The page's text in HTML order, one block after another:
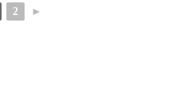
2 ►